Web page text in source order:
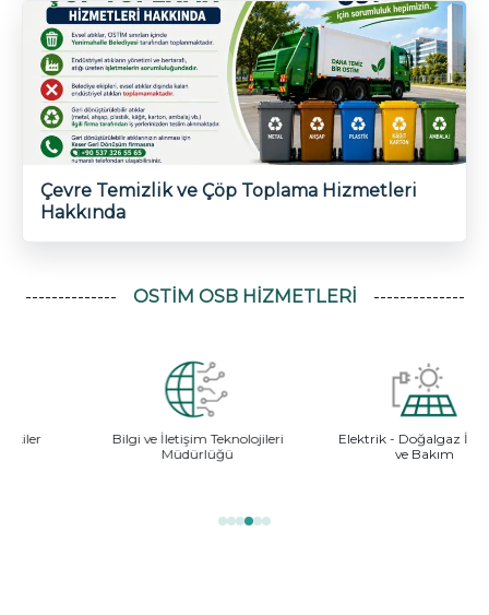
Çevre Temizlik ve Çöp Toplama Hizmetleri
Hakkında
OSTİM OSB HIZMETLERI
İletişim Teknolojileri
Elektrik - Doğalgaz İşletme
İmar ve